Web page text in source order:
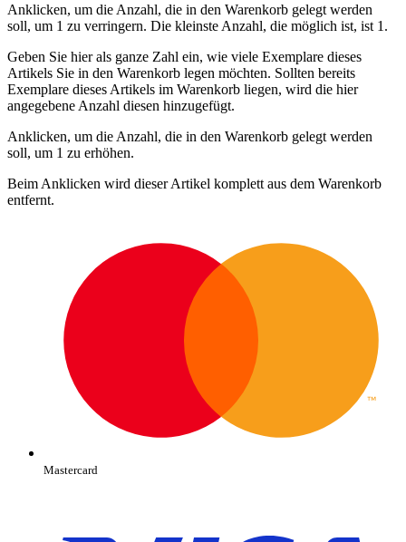
Anklicken, um die Anzahl, die in den Warenkorb gelegt werden
soll, um 1 zu verringern. Die kleinste Anzahl, die möglich ist, ist 1.
Geben Sie hier als ganze Zahl ein, wie viele Exemplare dieses
Artikels Sie in den Warenkorb legen möchten. Sollten bereits
Exemplare dieses Artikels im Warenkorb liegen, wird die hier
angegebene Anzahl diesen hinzugefügt.
Anklicken, um die Anzahl, die in den Warenkorb gelegt werden
soll, um 1 zu erhöhen.
Beim Anklicken wird dieser Artikel komplett aus dem Warenkorb
entfernt.
Mastercard